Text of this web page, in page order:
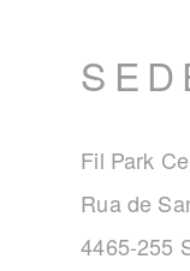
Fil Park
Rua de
4465-255